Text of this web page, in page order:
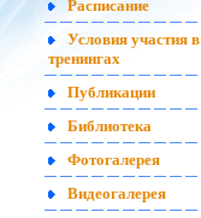
Расписание
Условия участия в
тренингах
Публикации
Библиотека
Фотогалерея
Видеогалерея